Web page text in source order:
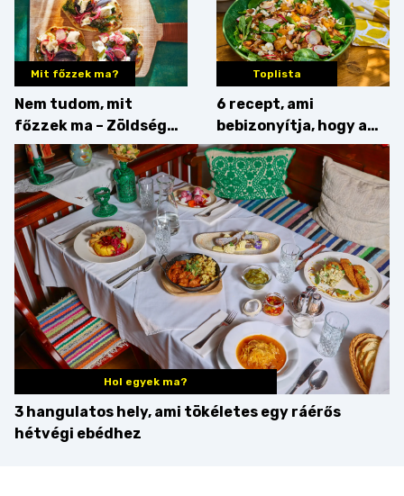
Mit főzzek ma?
Nem tudom, mit
főzzek ma – Zöldség
minden mennyiségben
Toplista
6 recept, ami
bebizonyítja, hogy a
barack húsok mellé is
zseniális
Hol egyek ma?
3 hangulatos hely, ami tökéletes egy ráérős
hétvégi ebédhez